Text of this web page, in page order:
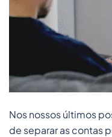
Nos nossos últimos
de separar as contas